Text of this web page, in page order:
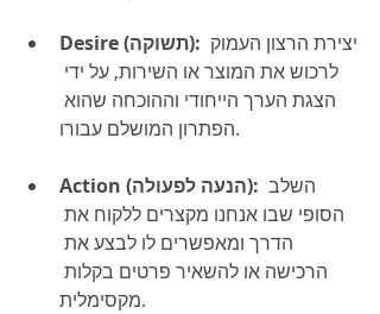
Desire (תשוקה):
לרכוש את המוצר או השירות, על ידי
הצגת הערך הייחודי וההוכחה שהוא
הפתרון המושלם עבורו.
Action (הנעה לפעולה):
הסופי שבו אנחנו מקצרים ללקוח את
הדרך ומאפשרים לו לבצע את
הרכישה או להשאיר פרטים בקלות
מקסימלית.